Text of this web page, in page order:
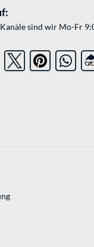
sind wir Mo-Fr